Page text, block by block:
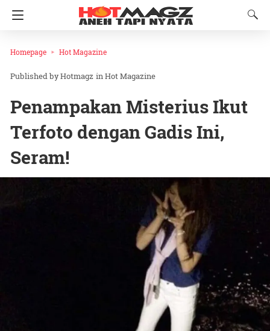
Homepage Hot Magazine
Hotmagz inHot Magazine
Penampakan Misterius Ikut
Terfoto dengan Gadis Ini,
Seram!